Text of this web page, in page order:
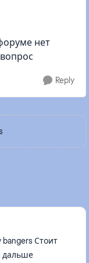
нет
Reply
Стоит
дальше